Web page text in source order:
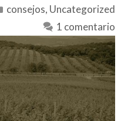
Categorías
consejos, Uncategorized
1 comentario